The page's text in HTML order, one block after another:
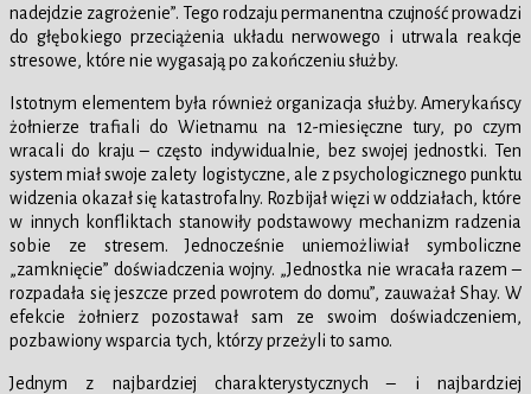
nadejdzie zagrożenie”. Tego rodzaju permanentna czujność prowadzi
do głębokiego przeciążenia układu nerwowego i utrwala reakcje
stresowe, które nie wygasają po zakończeniu służby.
Istotnym elementem była również organizacja służby. Amerykańscy
żołnierze trafiali do Wietnamu na 12-miesięczne tury, po czym
wracali do kraju – często indywidualnie, bez swojej jednostki. Ten
system miał swoje zalety logistyczne, ale z psychologicznego punktu
widzenia okazał się katastrofalny. Rozbijał więzi w oddziałach, które
w innych konfliktach stanowiły podstawowy mechanizm radzenia
sobie ze stresem. Jednocześnie uniemożliwiał symboliczne
„zamknięcie” doświadczenia wojny. „Jednostka nie wracała razem –
rozpadała się jeszcze przed powrotem do domu”, zauważał Shay. W
efekcie żołnierz pozostawał sam ze swoim doświadczeniem,
pozbawiony wsparcia tych, którzy przeżyli to samo.
Jednym z najbardziej charakterystycznych – i najbardziej